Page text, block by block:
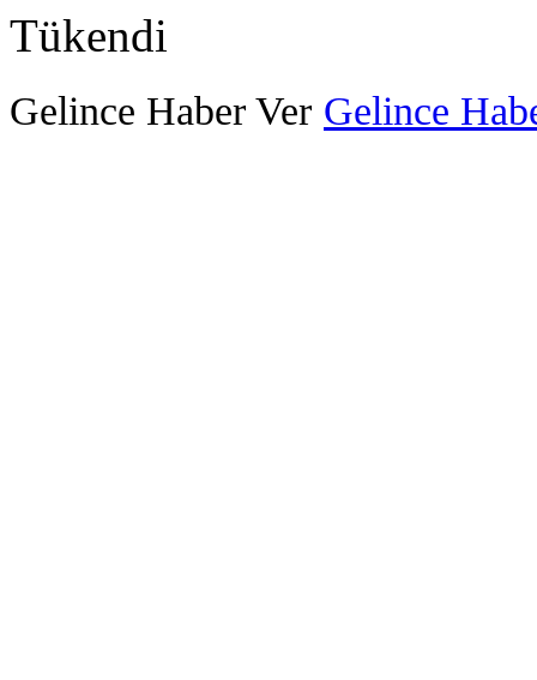
Tükendi
Gelince Haber Ver Gelince